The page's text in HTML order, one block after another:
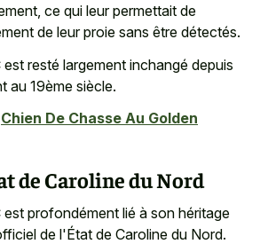
ce qui leur permettait de
de leur proie sans être détectés.
resté largement inchangé depuis
au 19ème siècle.
Chien De Chasse Au Golden
de Caroline du Nord
profondément lié à son héritage
de l'État de Caroline du Nord.